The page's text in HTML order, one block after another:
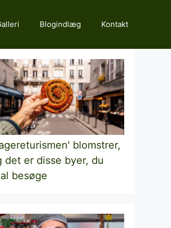
Blogindlæg Kontakt
blomstrer,
det er disse byer, du
besøge